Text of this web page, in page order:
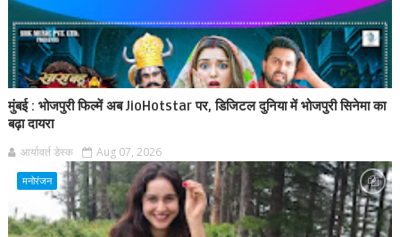
मुंबई : भोजपुरी फिल्में अब JioHotstar पर, डिजिटल दुनिया में भोजपुरी सिनेमा का
बढ़ा दायरा
आर्यावर्त डेस्क Aug 07, 2026
मनोरंजन